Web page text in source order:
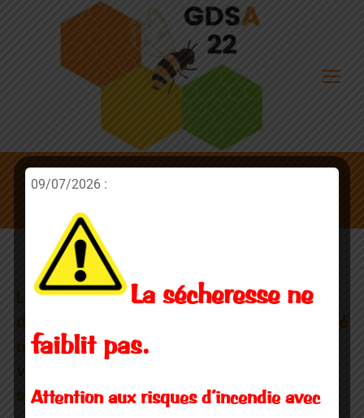
Déclaration de vos ruches : suite
Lors de notre précédent article quant à la
déclaration de nos ruches, le Cerfa (imprimé
officiel de déclaration), nous n’avions pu
vous le joindre à l’article car il n’était pas
sorti.
09/07/2026 :
La sécheresse ne
faiblit pas.
Attention aux risques d’incendie avec